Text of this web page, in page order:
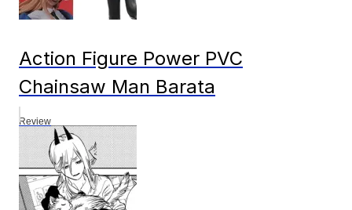
Action Figure Power PVC
Chainsaw Man Barata
Review